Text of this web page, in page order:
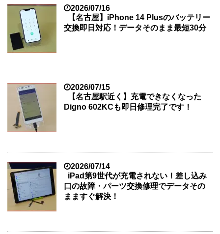
2026/07/16
【名古屋】iPhone 14 Plusのバッテリー
交換即日対応！データそのまま最短30分
2026/07/15
【名古屋駅近く】充電できなくなった
Digno 602KCも即日修理完了です！
2026/07/14
iPad第9世代が充電されない！差し込み
口の故障・パーツ交換修理でデータその
まますぐ解決！